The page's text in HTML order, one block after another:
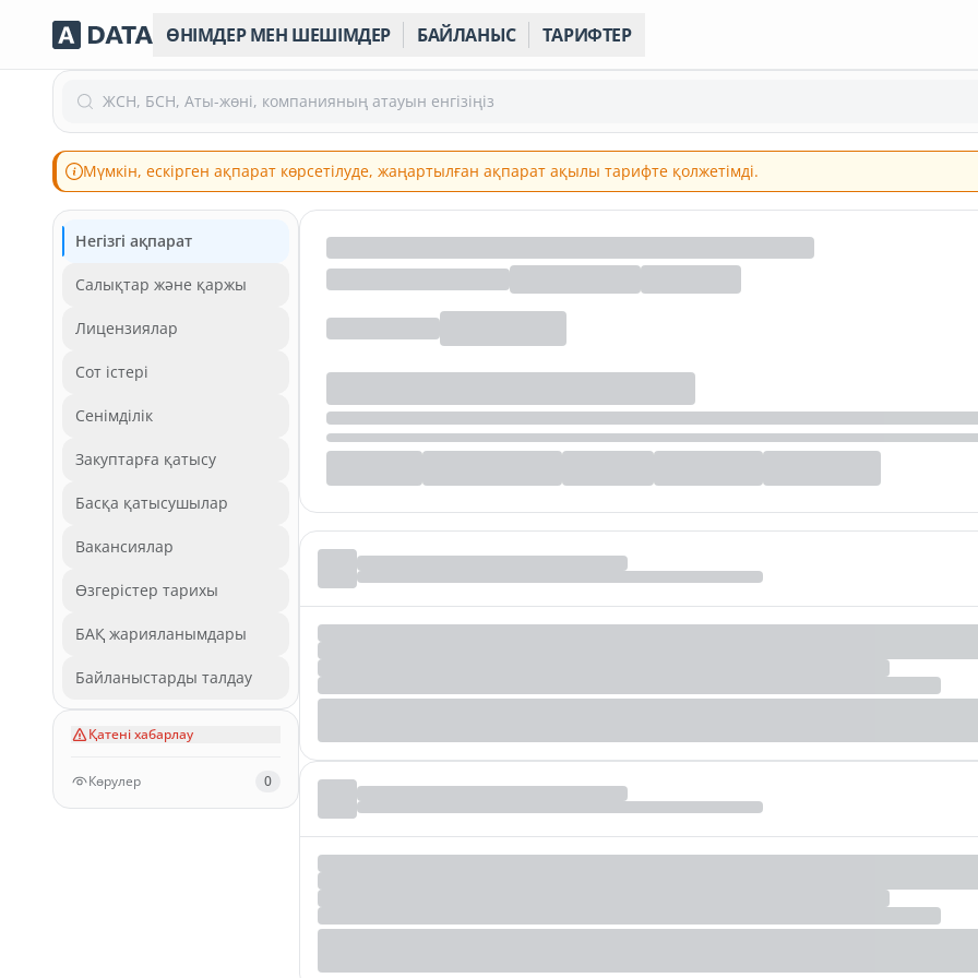
ӨНІМДЕР МЕН ШЕШІМДЕР БАЙЛАНЫС ТАРИФТЕР
ЖСН, БСН, Аты-жөні, компанияның атауын енгізіңіз
Мүмкін, ескірген ақпарат көрсетілуде, жаңартылған ақпарат ақылы тарифте қолжетімді.
Негізгі ақпарат
Салықтар және қаржы
Лицензиялар
Сот істері
Сенімділік
Закуптарға қатысу
Басқа қатысушылар
Вакансиялар
Өзгерістер тарихы
БАҚ жарияланымдары
Байланыстарды талдау
Қатені хабарлау
Көрулер 0